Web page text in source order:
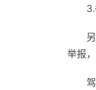
举报